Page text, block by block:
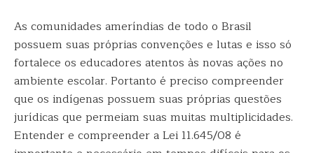
As comunidades ameríndias de todo o Brasil
possuem suas próprias convenções e lutas e isso só
fortalece os educadores atentos às novas ações no
ambiente escolar. Portanto é preciso compreender
que os indígenas possuem suas próprias questões
jurídicas que permeiam suas muitas multiplicidades.
Entender e compreender a Lei 11.645/08 é